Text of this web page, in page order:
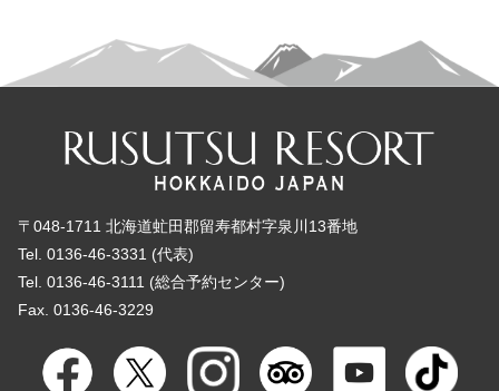
〒048-1711 北海道虻田郡留寿都村字泉川13番地
Tel. 0136-46-3331 (代表)
Tel. 0136-46-3111 (総合予約センター)
Fax. 0136-46-3229